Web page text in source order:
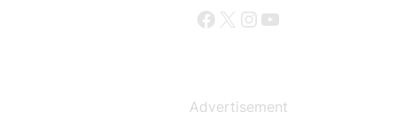
Facebook X InstagramYouTube
Advertisement